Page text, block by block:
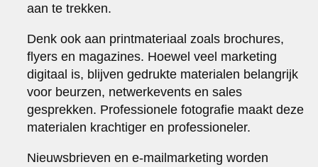
aan te trekken.
Denk ook aan printmateriaal zoals brochures,
flyers en magazines. Hoewel veel marketing
digitaal is, blijven gedrukte materialen belangrijk
voor beurzen, netwerkevents en sales
gesprekken. Professionele fotografie maakt deze
materialen krachtiger en professioneler.
Nieuwsbrieven en e-mailmarketing worden